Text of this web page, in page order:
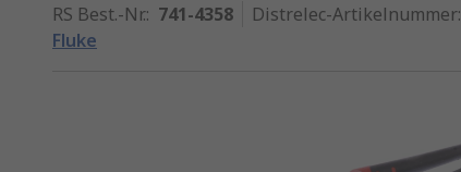
RS Best.-Nr.: 741-4358 Distrelec-Artikelnummer:
Fluke